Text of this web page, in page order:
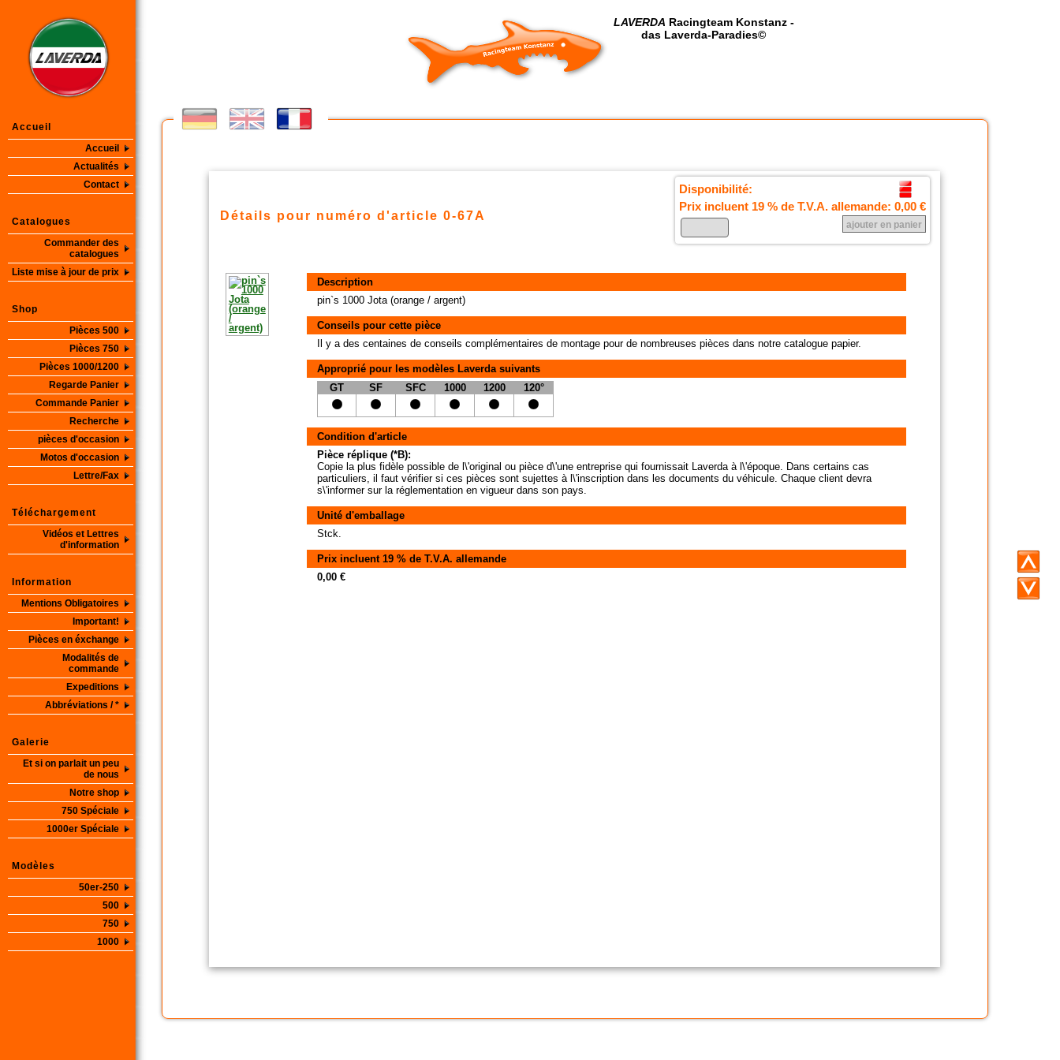
Accueil
Accueil
Actualités
Contact
Catalogues
Commander des
catalogues
Liste mise à jour de prix
Shop
Pièces 500
Pièces 750
Pièces 1000/1200
Regarde Panier
Commande Panier
Recherche
pièces d'occasion
Motos d'occasion
Lettre/Fax
Téléchargement
Vidéos et Lettres
d'information
Information
Mentions Obligatoires
Important!
Pièces en éxchange
Modalités de
commande
Expeditions
Abbréviations / *
Galerie
Et si on parlait un peu
de nous
Notre shop
750 Spéciale
1000er Spéciale
Modèles
50er-250
500
750
1000
LAVERDA Racingteam Konstanz -
das Laverda-Paradies©
Disponibilité:
Prix incluent 19 % de T.V.A. allemande: 0,00 €
Détails pour numéro d'article 0-67A
Description
pin`s 1000 Jota (orange / argent)
Conseils pour cette pièce
Il y a des centaines de conseils complémentaires de montage pour de nombreuses pièces dans notre catalogue papier.
Approprié pour les modèles Laverda suivants
GT
SF SFC 1000 1200 120°
Condition d'article
Pièce réplique (*B):
Copie la plus fidèle possible de l\'original ou pièce d\'une entreprise qui fournissait Laverda à l\'époque. Dans certains cas
particuliers, il faut vérifier si ces pièces sont sujettes à l\'inscription dans les documents du véhicule. Chaque client devra
s\'informer sur la réglementation en vigueur dans son pays.
Unité d'emballage
Stck.
Prix incluent 19 % de T.V.A. allemande
0,00 €